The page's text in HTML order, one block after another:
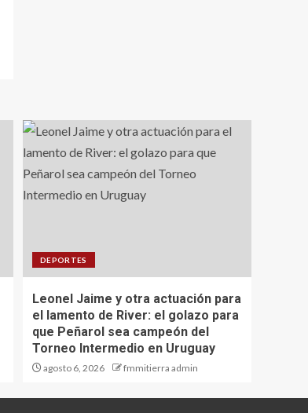
DEPORTES
Leonel Jaime y otra actuación para
el lamento de River: el golazo para
que Peñarol sea campeón del
Torneo Intermedio en Uruguay
agosto 6, 2026 fmmitierra admin